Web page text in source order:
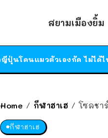
สยามเมืองยิ้ม
Home / กีฬาฮาเฮ / โซลช
กีฬาฮาเฮ